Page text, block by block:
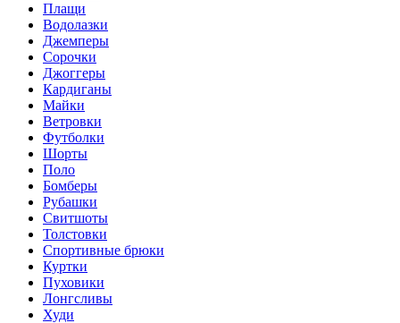
Плащи
Водолазки
Джемперы
Сорочки
Джоггеры
Кардиганы
Майки
Ветровки
Футболки
Шорты
Поло
Бомберы
Рубашки
Свитшоты
Толстовки
Спортивные брюки
Куртки
Пуховики
Лонгсливы
Худи